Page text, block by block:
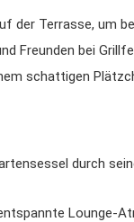
der Terrasse, um
Freunden bei
schattigen
durch
Lounge-